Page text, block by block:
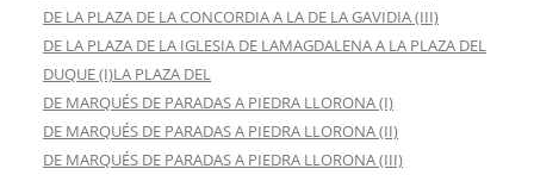
DE LA PLAZA DE LA CONCORDIA A LA DE LA GAVIDIA (III)
DE LA PLAZA DE LA IGLESIA DE LAMAGDALENA A LA PLAZA DEL
DUQUE (I)LA PLAZA DEL
DE MARQUÉS DE PARADAS A PIEDRA LLORONA (I)
DE MARQUÉS DE PARADAS A PIEDRA LLORONA (II)
DE MARQUÉS DE PARADAS A PIEDRA LLORONA (III)